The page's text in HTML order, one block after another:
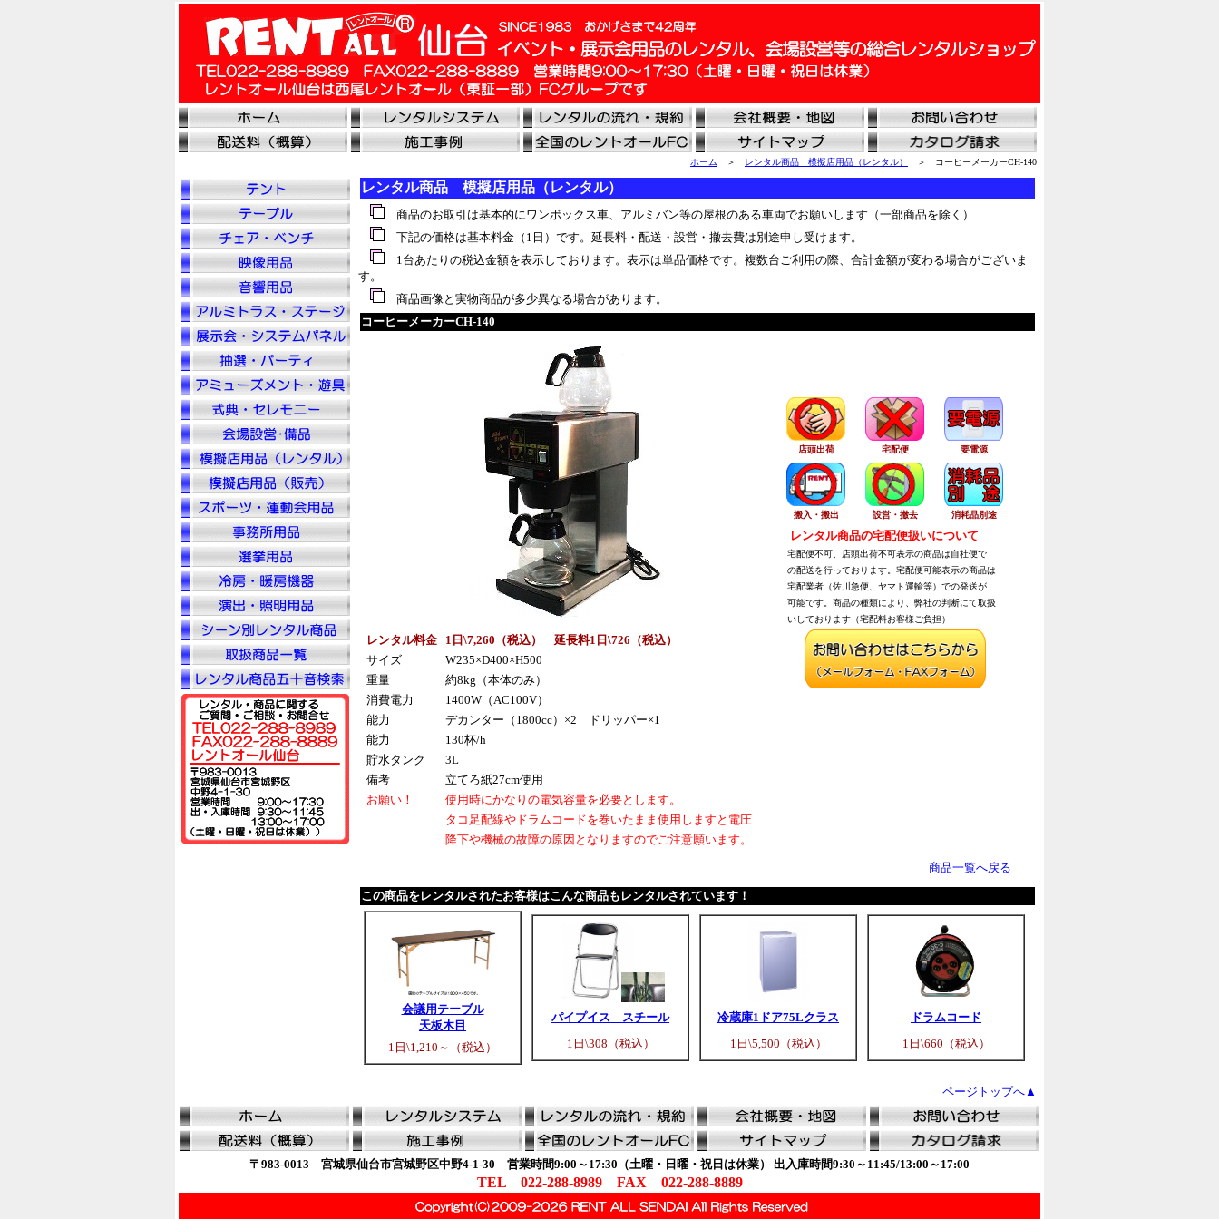
ホーム ＞ レンタル商品 模擬店用品（レンタル） ＞ コーヒーメーカーCH-140
レンタル商品 模擬店用品（レンタル）
商品のお取引は基本的にワンボックス車、アルミバン等の屋根のある車両でお願いします（一部商品を除く）
下記の価格は基本料金（1日）です。延長料・配送・設営・撤去費は別途申し受けます。
1台あたりの税込金額を表示しております。表示は単品価格です。複数台ご利用の際、合計金額が変わる場合がございま
す。
商品画像と実物商品が多少異なる場合があります。
コーヒーメーカーCH-140
店頭出荷 宅配便 要電源
搬入・搬出 設営・撤去 消耗品別途
レンタル商品の宅配便扱いについて
宅配便不可、店頭出荷不可表示の商品は自社便で
の配送を行っております。宅配便可能表示の商品は
宅配業者（佐川急便、ヤマト運輸等）での発送が
可能です。商品の種類により、弊社の判断にて取扱
いしております（宅配料お客様ご負担）
レンタル料金
1日\7,260（税込） 延長料1日\726（税込）
サイズ
W235×D400×H500
重量
約8kg（本体のみ）
消費電力
1400W（AC100V）
能力
デカンター（1800cc）×2 ドリッパー×1
能力
130杯/h
貯水タンク
3L
備考
立てろ紙27cm使用
お願い！
使用時にかなりの電気容量を必要とします。
タコ足配線やドラムコードを巻いたまま使用しますと電圧
降下や機械の故障の原因となりますのでご注意願います。
商品一覧へ戻る
この商品をレンタルされたお客様はこんな商品もレンタルされています！
会議用テーブル
天板木目
1日\1,210～（税込）
パイプイス スチール
1日\308（税込）
冷蔵庫1ドア75Lクラス
1日\5,500（税込）
ドラムコード
1日\660（税込）
ページトップへ▲
〒983-0013 宮城県仙台市宮城野区中野4-1-30 営業時間9:00～17:30（土曜・日曜・祝日は休業） 出入庫時間9:30～11:45/13:00～17:00
TEL 022-288-8989 FAX 022-288-8889